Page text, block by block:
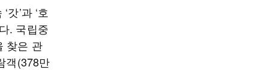
’과 ‘호
. 국립중
찾은 관
객(378만